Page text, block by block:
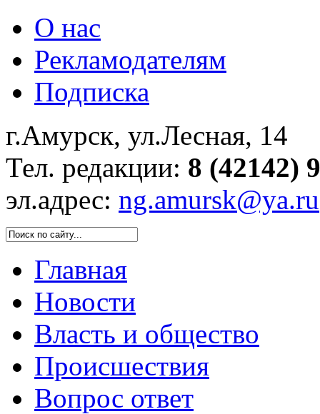
О нас
Рекламодателям
Подписка
г.Амурск, ул.Лесная, 14
Тел. редакции: 8 (42142)
эл.адрес: ng.amursk@ya.ru
Главная
Новости
Власть и общество
Происшествия
Вопрос ответ